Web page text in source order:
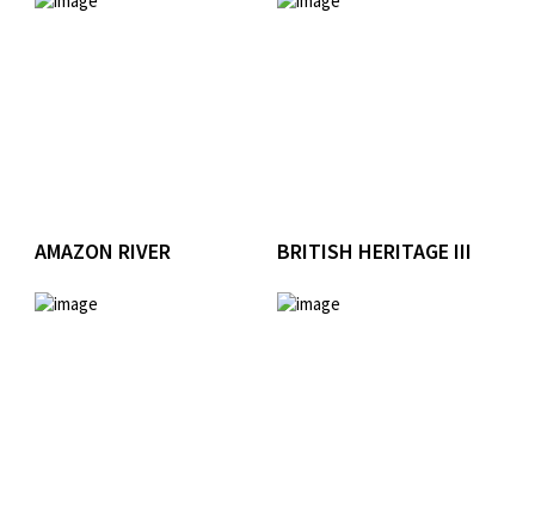
AMAZON RIVER BRITISH HERITAGE III